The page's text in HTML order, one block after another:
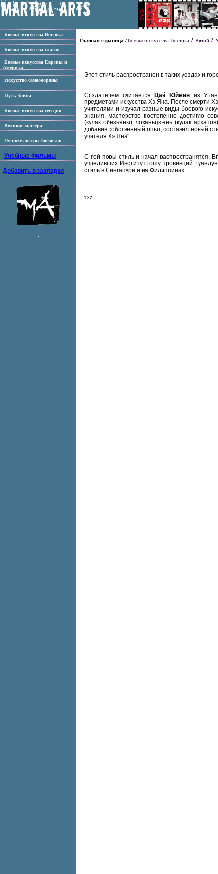
Боевые искусства Востока
Боевые искусства славян
Боевые искусства Европы и
Америки
Искусство самообороны
Путь Воина
Боевые искусства сегодня
Великие мастера
Лучшие актеры боевиков
Учебные Фильмы
Добавить в закладки
Главная страница / Боевые искусства Востока / Китай /
Этот стиль распространен в таких уездах и
Создателем считается Цай Юймин из
предметами искусства Хэ Яна. После смерти
учителями и изучал разные виды боевого
знания, мастерство постепенно достигло
(кулак обезьяны) лоханьцюань (кулак
добавив собственный опыт, составил новый
учителя Хэ Яна".
С той поры стиль и начал распространятся.
учредивших Институт гошу провинций
стиль в Сингапуре и на Филиппинах.
: 132